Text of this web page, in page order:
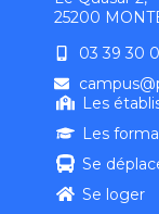
25200
03 39 30
Les
Les
Se
Se loger